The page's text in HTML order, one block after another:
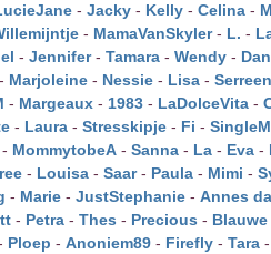
- Jacky - Kelly - Celina -
- MamaVanSkyler- L. -
- Jennifer- Tamara - Wendy -
- Marjoleine - Nessie - Lisa - Serreen
- Margeaux - 1983 - LaDolceVita -
- Laura - Stresskipje - Fi -
- MommytobeA - Sanna - La - Eva -
- Louisa - Saar- Paula - Mimi -
- Marie - JustStephanie - Annes
- Petra - Thes - Precious -
Ploep - Anoniem89 - Firefly - Tara -